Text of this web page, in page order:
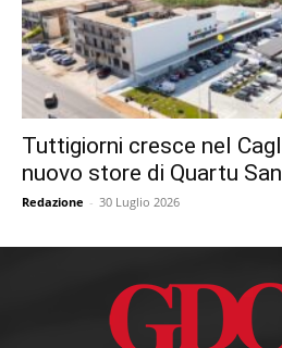
Tuttigiorni cresce nel
nuovo store di Quartu
Redazione - 30 Luglio 2026